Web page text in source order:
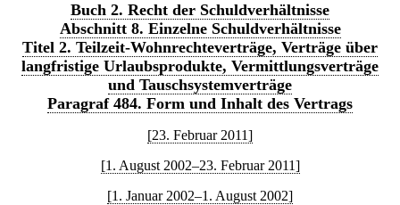
Buch 2. Recht der Schuldverhältnisse
Abschnitt 8. Einzelne Schuldverhältnisse
Titel 2. Teilzeit-Wohnrechteverträge, Verträge über
langfristige Urlaubsprodukte, Vermittlungsverträge
und Tauschsystemverträge
Paragraf 484. Form und Inhalt des Vertrags
[23. Februar 2011]
[1. August 2002–23. Februar 2011]
[1. Januar 2002–1. August 2002]